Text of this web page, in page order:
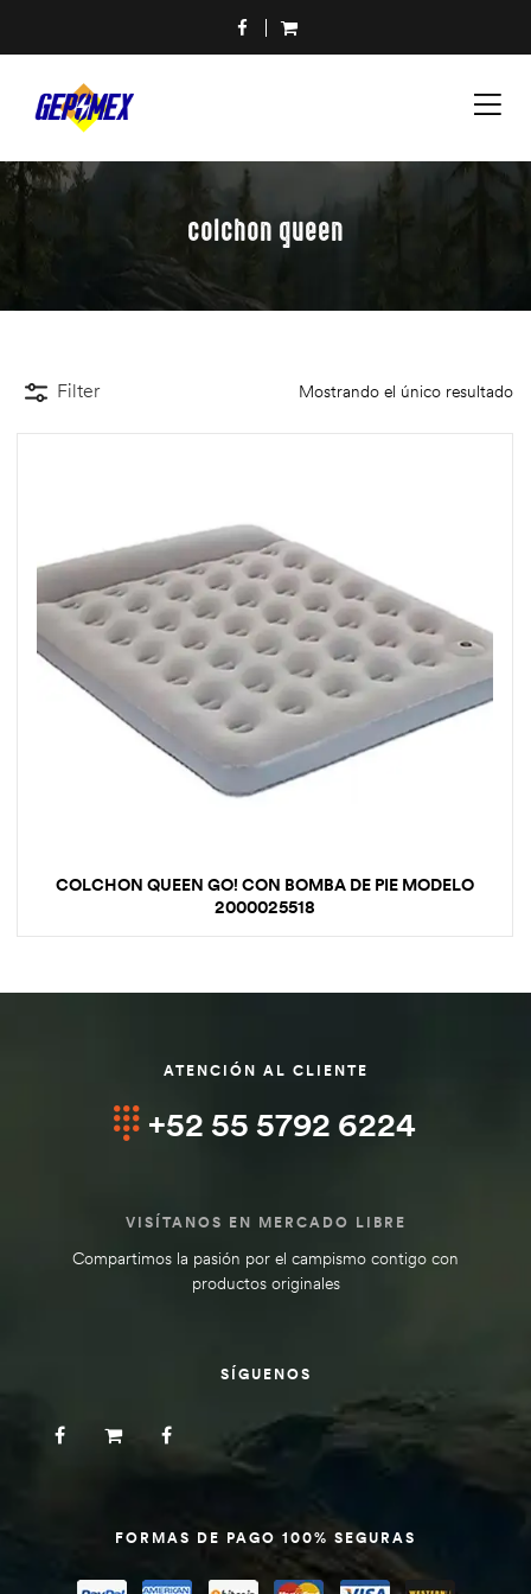
colchon queen
Filter Mostrando el único resultado
COLCHON QUEEN GO! CON BOMBA DE PIE MODELO
2000025518
ATENCIÓN AL CLIENTE
+52 55 5792 6224
VISÍTANOS EN MERCADO LIBRE
Compartimos la pasión por el campismo contigo con
productos originales
SÍGUENOS
FORMAS DE PAGO 100% SEGURAS